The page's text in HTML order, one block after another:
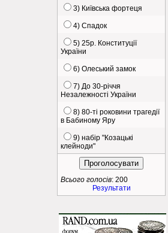
3) Київська фортеця
4) Спадок
5) 25р. Конституції
України
6) Олеський замок
7) До 30-річчя
Незалежності України
8) 80-ті роковини трагедії
в Бабиному Яру
9) набір "Козацькі
клейноди"
Всього голосів: 200
Результати